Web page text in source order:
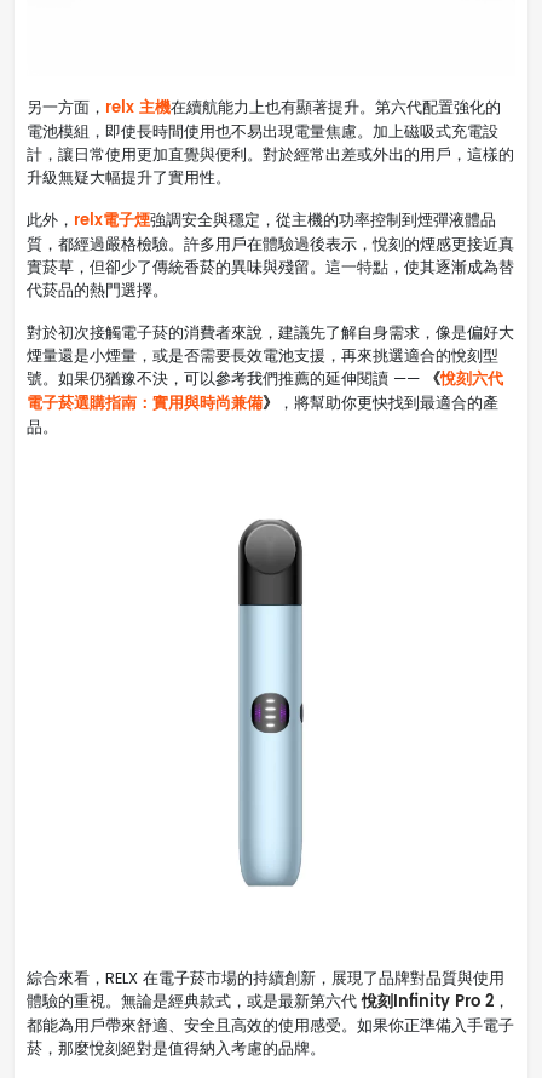
另一方面， relx 主機在續航能力上也有顯著提升。第六代配置強化的
電池模組，即使長時間使用也不易出現電量焦慮。加上磁吸式充電設
計，讓日常使用更加直覺與便利。對於經常出差或外出的用戶，這樣的
升級無疑大幅提升了實用性。
此外， relx電子煙強調安全與穩定，從主機的功率控制到煙彈液體品
質，都經過嚴格檢驗。許多用戶在體驗過後表示，悅刻的煙感更接近真
實菸草，但卻少了傳統香菸的異味與殘留。這一特點，使其逐漸成為替
代菸品的熱門選擇。
對於初次接觸電子菸的消費者來說，建議先了解自身需求，像是偏好大
煙量還是小煙量，或是否需要長效電池支援，再來挑選適合的悅刻型
號。如果仍猶豫不決，可以參考我們推薦的延伸閱讀 ——
《悅刻六代
電子菸選購指南：實用與時尚兼備》
，將幫助你更快找到最適合的產
品。
綜合來看，RELX 在電子菸市場的持續創新，展現了品牌對品質與使用
體驗的重視。無論是經典款式，或是最新第六代悅刻Infinity Pro 2 ，
都能為用戶帶來舒適、安全且高效的使用感受。如果你正準備入手電子
菸，那麼悅刻絕對是值得納入考慮的品牌。